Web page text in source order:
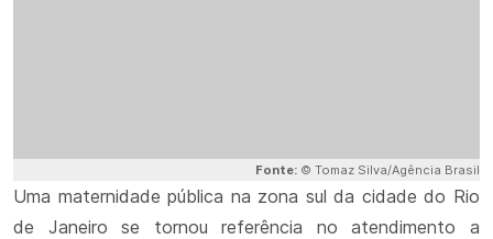
Fonte: © Tomaz Silva/Agência Brasil
Uma maternidade pública na zona sul da cidade do Rio
de Janeiro se tornou referência no atendimento a